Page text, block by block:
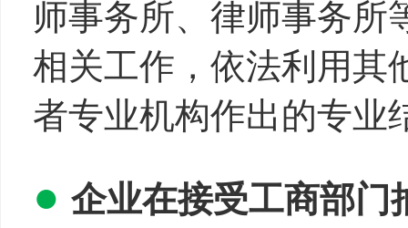
师事务所、律师事务所
相关工作，依法利用其
者专业机构作出的专业
● 企业在接受工商部